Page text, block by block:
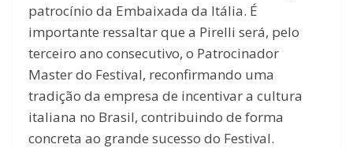
patrocínio da Embaixada da Itália. É
importante ressaltar que a Pirelli será, pelo
terceiro ano consecutivo, o Patrocinador
Master do Festival, reconfirmando uma
tradição da empresa de incentivar a cultura
italiana no Brasil, contribuindo de forma
concreta ao grande sucesso do Festival.